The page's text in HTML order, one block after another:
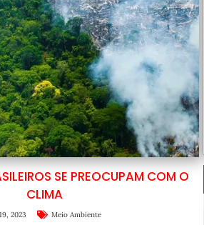
SE PREOCUPAM COM O
CLIMA
2023 Meio Ambiente